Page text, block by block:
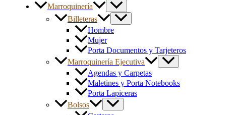
Marroquinería
Billeteras
Hombre
Mujer
Porta Documentos y Tarjeteros
Marroquinería Ejecutiva
Agendas y Carpetas
Maletines y Porta Notebooks
Porta Lapiceras
Bolsos